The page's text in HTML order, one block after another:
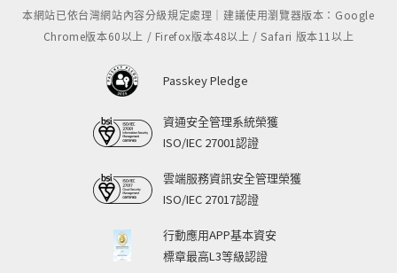
本網站已依台灣網站內容分級規定處理｜建議使用瀏覽器版本：Google
Chrome版本60以上 / Firefox版本48以上 / Safari 版本11以上
Passkey Pledge
資通安全管理系統榮獲
ISO/IEC 27001認證
雲端服務資訊安全管理榮獲
ISO/IEC 27017認證
行動應用APP基本資安
標章最高L3等級認證